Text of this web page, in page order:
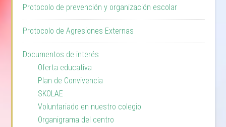
Protocolo de prevención y organización escolar
Protocolo de Agresiones Externas
Documentos de interés
Oferta educativa
Plan de Convivencia
SKOLAE
Voluntariado en nuestro colegio
Organigrama del centro